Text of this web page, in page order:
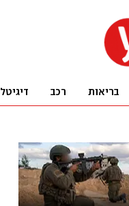
בריאות רכב דיגיטל